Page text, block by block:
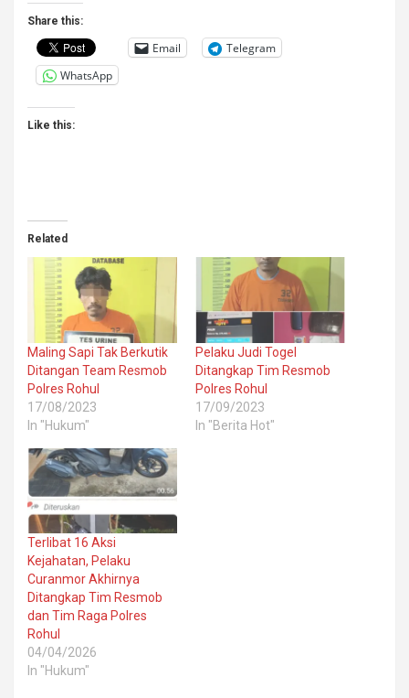
Share this:
Email
Telegram
WhatsApp
Like this:
Related
Maling Sapi Tak Berkutik
Ditangan Team Resmob
Polres Rohul
17/08/2023
In "Hukum"
Pelaku Judi Togel
Ditangkap Tim Resmob
Polres Rohul
17/09/2023
In "Berita Hot"
Terlibat 16 Aksi
Kejahatan, Pelaku
Curanmor Akhirnya
Ditangkap Tim Resmob
dan Tim Raga Polres
Rohul
04/04/2026
In "Hukum"